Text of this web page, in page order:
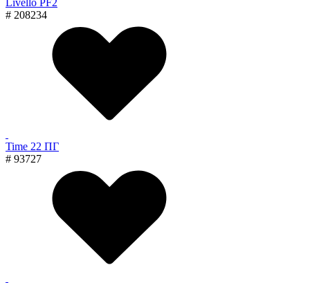
# 208234
Time 22 ПГ
# 93727